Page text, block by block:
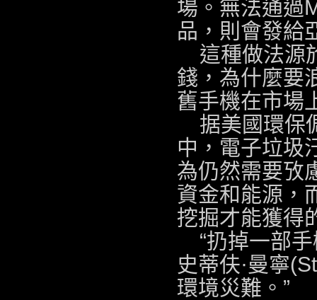
場。無法通過
品，則會發給
這種做法源
錢，為什麼要
舊手機在市場
据美國環保
中，電子垃圾
為仍然需要攷
資金和能源，
挖掘才能獲得
“扔掉一部
史蒂伕·曼寧
環境災難。”